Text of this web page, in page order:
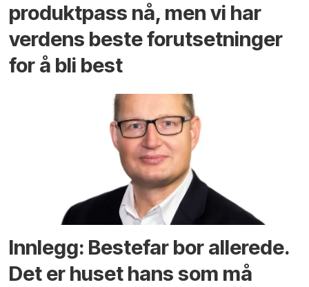
produktpass nå, men vi har
verdens beste forutsetninger
for å bli best
Innlegg: Bestefar bor allerede.
Det er huset hans som må